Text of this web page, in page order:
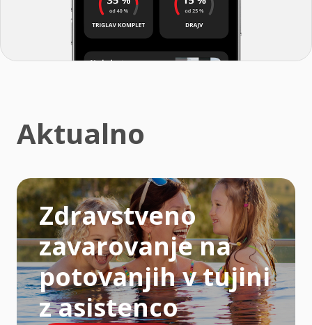
Aktualno
Zdravstveno
zavarovanje na
potovanjih v tujini
z asistenco